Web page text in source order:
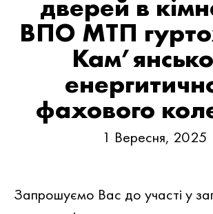
дверей в
ВПО МТП
фахового
1 Вересня, 2025
Запрошуємо Вас до участi у